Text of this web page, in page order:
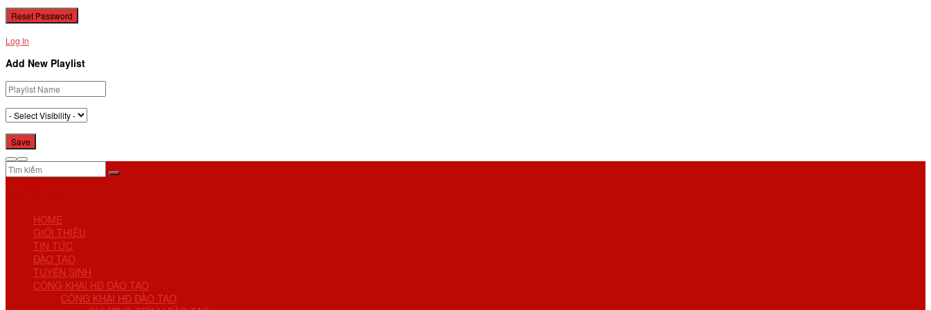
Log In
Add New Playlist
HOME
GIỚI THIỆU
TIN TỨC
ĐÀO TẠO
TUYỂN SINH
CÔNG KHAI HĐ ĐÀO TẠO
CÔNG KHAI HĐ ĐÀO TẠO